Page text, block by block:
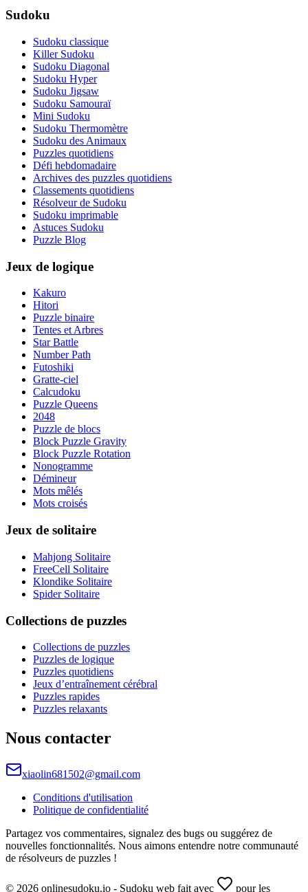
Sudoku
Sudoku classique
Killer Sudoku
Sudoku Diagonal
Sudoku Hyper
Sudoku Jigsaw
Sudoku Samouraï
Mini Sudoku
Sudoku Thermomètre
Sudoku des Animaux
Puzzles quotidiens
Défi hebdomadaire
Archives des puzzles quotidiens
Classements quotidiens
Résolveur de Sudoku
Sudoku imprimable
Astuces Sudoku
Puzzle Blog
Jeux de logique
Kakuro
Hitori
Puzzle binaire
Tentes et Arbres
Star Battle
Number Path
Futoshiki
Gratte-ciel
Calcudoku
Puzzle Queens
2048
Puzzle de blocs
Block Puzzle Gravity
Block Puzzle Rotation
Nonogramme
Démineur
Mots mêlés
Mots croisés
Jeux de solitaire
Mahjong Solitaire
FreeCell Solitaire
Klondike Solitaire
Spider Solitaire
Collections de puzzles
Collections de puzzles
Puzzles de logique
Puzzles quotidiens
Jeux d’entraînement cérébral
Puzzles rapides
Puzzles relaxants
Nous contacter
xiaolin681502@gmail.com
Conditions d'utilisation
Politique de confidentialité
Partagez vos commentaires, signalez des bugs ou suggérez de
nouvelles fonctionnalités. Nous aimons entendre notre communauté
de résolveurs de puzzles !
© 2026 onlinesudoku.io - Sudoku web fait avec pour les